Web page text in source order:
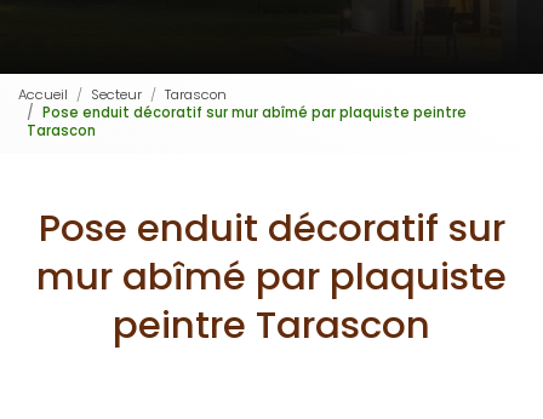
Accueil Secteur
Tarascon
Pose enduit décoratif sur mur abîmé par plaquiste peintre
Tarascon
Pose enduit décoratif sur
mur abîmé par plaquiste
peintre Tarascon